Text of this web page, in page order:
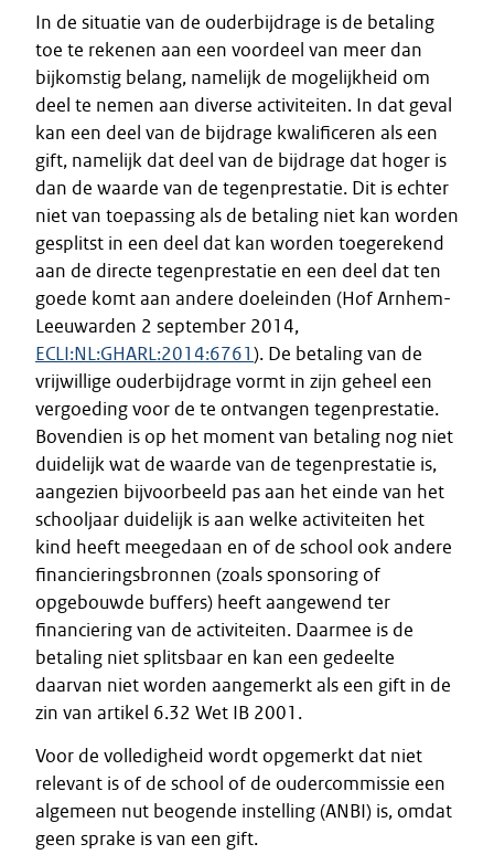
In de situatie van de ouderbijdrage is de betaling
toe te rekenen aan een voordeel van meer dan
bijkomstig belang, namelijk de mogelijkheid om
deel te nemen aan diverse activiteiten. In dat geval
kan een deel van de bijdrage kwalificeren als een
gift, namelijk dat deel van de bijdrage dat hoger is
dan de waarde van de tegenprestatie. Dit is echter
niet van toepassing als de betaling niet kan worden
gesplitst in een deel dat kan worden toegerekend
aan de directe tegenprestatie en een deel dat ten
goede komt aan andere doeleinden (Hof Arnhem-
Leeuwarden 2 september 2014,
ECLI:NL:GHARL:2014:6761). De betaling van de
vrijwillige ouderbijdrage vormt in zijn geheel een
vergoeding voor de te ontvangen tegenprestatie.
Bovendien is op het moment van betaling nog niet
duidelijk wat de waarde van de tegenprestatie is,
aangezien bijvoorbeeld pas aan het einde van het
schooljaar duidelijk is aan welke activiteiten het
kind heeft meegedaan en of de school ook andere
financieringsbronnen (zoals sponsoring of
opgebouwde buffers) heeft aangewend ter
financiering van de activiteiten. Daarmee is de
betaling niet splitsbaar en kan een gedeelte
daarvan niet worden aangemerkt als een gift in de
zin van artikel 6.32 Wet IB 2001.
Voor de volledigheid wordt opgemerkt dat niet
relevant is of de school of de oudercommissie een
algemeen nut beogende instelling (ANBI) is, omdat
geen sprake is van een gift.